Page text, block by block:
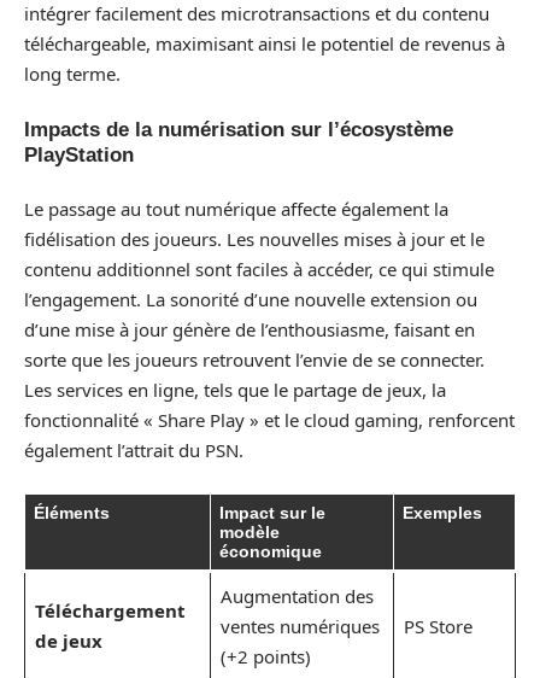
intégrer facilement des microtransactions et du contenu
téléchargeable, maximisant ainsi le potentiel de revenus à
long terme.
Impacts de la numérisation sur l’écosystème
PlayStation
Le passage au tout numérique affecte également la
fidélisation des joueurs. Les nouvelles mises à jour et le
contenu additionnel sont faciles à accéder, ce qui stimule
l’engagement. La sonorité d’une nouvelle extension ou
d’une mise à jour génère de l’enthousiasme, faisant en
sorte que les joueurs retrouvent l’envie de se connecter.
Les services en ligne, tels que le partage de jeux, la
fonctionnalité « Share Play » et le cloud gaming, renforcent
également l’attrait du PSN.
Éléments
Impact sur le
modèle
économique
Exemples
Téléchargement
de jeux
Augmentation des
ventes numériques
(+2 points)
PS Store